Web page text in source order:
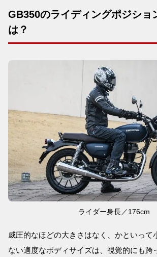
GB350のライディングポジショ
は？
ライダー身長／176cm
威圧的なほどの大きさはなく、かといって
ない適度なボディサイズは、視覚的にも跨